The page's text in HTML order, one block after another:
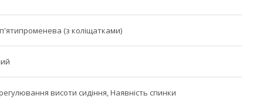
(з коліщатками)
висоти сидіння, Наявність спинки